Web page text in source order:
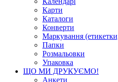
Карти
Каталоги
Конверти
Маркування
Папки
Розмальовки
Упаковка
ЩО МИ ДРУКУЄМО!
Анкети